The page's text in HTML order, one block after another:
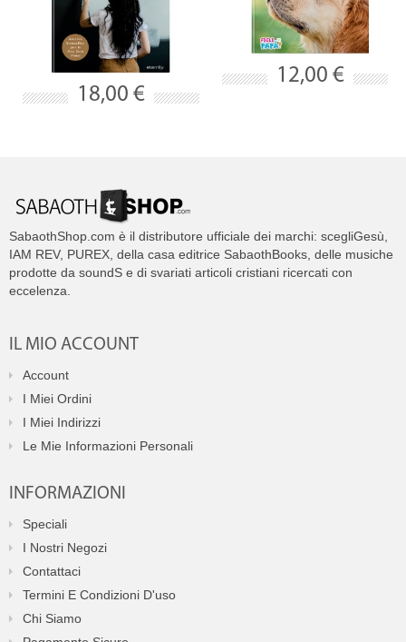
18,00 €
12,00 €
SabaothShop.com è il distributore ufficiale dei marchi: scegliGesù,
IAM REV, PUREX, della casa editrice SabaothBooks, delle musiche
prodotte da soundS e di svariati articoli cristiani ricercati con
eccelenza.
IL MIO ACCOUNT
Account
I Miei Ordini
I Miei Indirizzi
Le Mie Informazioni Personali
INFORMAZIONI
Speciali
I Nostri Negozi
Contattaci
Termini E Condizioni D'uso
Chi Siamo